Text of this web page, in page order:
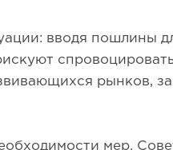
вводя пошлины
рынков,
мер.